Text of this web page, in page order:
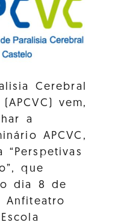
Cerebral
vem,
a
APCVC,
que
dia 8 de